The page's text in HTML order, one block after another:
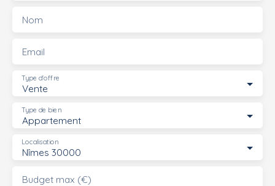
Nom
Email
Vente
Type d'offre
Appartement
Type de bien
Nîmes 30000
Localisation
Budget max (€)